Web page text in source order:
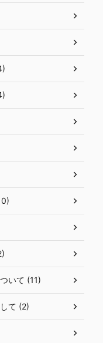
いて (11)
て (2)